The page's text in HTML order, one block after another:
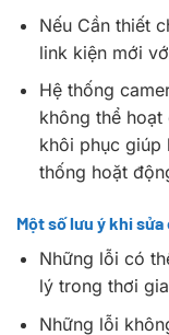
Nếu Cần thiết
link kiện mới
Hệ thống
không thể
khôi phục giúp
thống hoặt
Một số lưu ý khi
Những lỗi có
lý trong thơi
Những lỗi